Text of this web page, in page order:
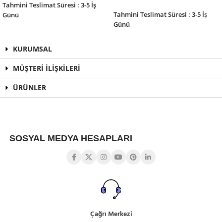
Tahmini Teslimat Süresi : 3-5 İş
Günü
Tahmini Teslimat Süresi : 3-5 İş
Günü
KURUMSAL
MÜŞTERİ İLİŞKİLERİ
ÜRÜNLER
SOSYAL MEDYA HESAPLARI
Çağrı Merkezi